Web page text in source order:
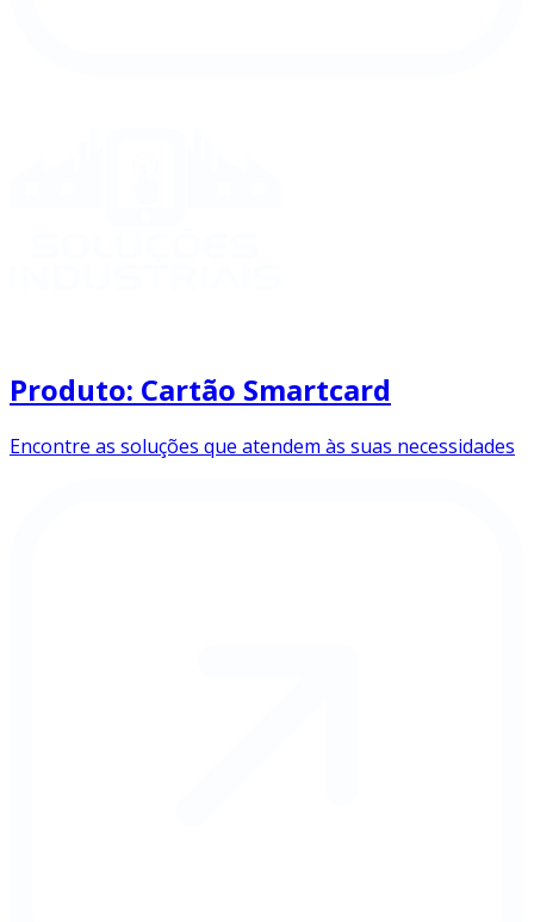
Produto: Cartão Smartcard
Encontre as soluções que atendem às suas necessidades